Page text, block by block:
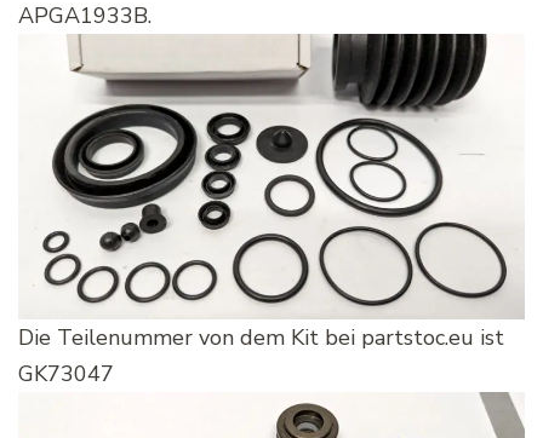
APGA1933B.
Die Teilenummer von dem Kit bei partstoc.eu ist
GK73047